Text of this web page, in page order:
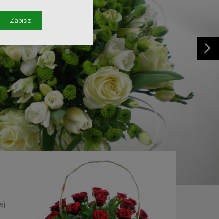
Zapisz